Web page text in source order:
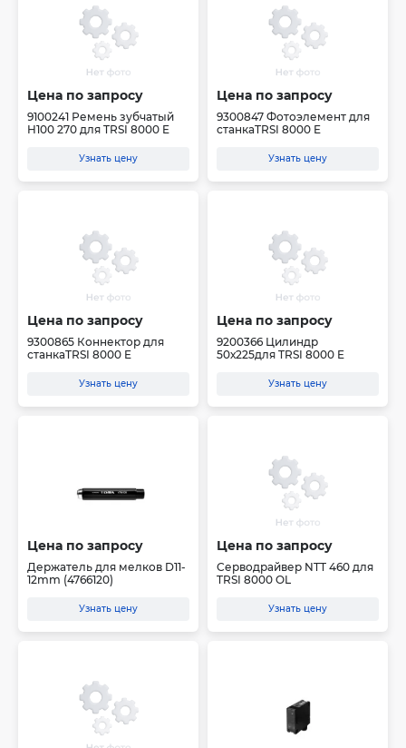
Цена по запросу
9100241 Ремень зубчатый
H100 270 для TRSI 8000 E
Узнать цену
Цена по запросу
9300847 Фотоэлемент для
станкаTRSI 8000 E
Узнать цену
Цена по запросу
9300865 Коннектор для
станкаTRSI 8000 E
Узнать цену
Цена по запросу
9200366 Цилиндр
50х225для TRSI 8000 E
Узнать цену
Цена по запросу
Держатель для мелков D11-
12mm (4766120)
Узнать цену
Цена по запросу
Серводрайвер NTT 460 для
TRSI 8000 OL
Узнать цену